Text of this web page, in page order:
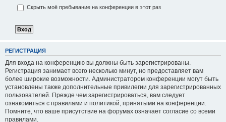
Скрыть моё пребывание на конференции в этот раз
РЕГИСТРАЦИЯ
Для входа на конференцию вы должны быть зарегистрированы.
Регистрация занимает всего несколько минут, но предоставляет вам
более широкие возможности. Администратором конференции могут быть
установлены также дополнительные привилегии для зарегистрированных
пользователей. Прежде чем зарегистрироваться, вам следует
ознакомиться с правилами и политикой, принятыми на конференции.
Помните, что ваше присутствие на форумах означает согласие со всеми
правилами.